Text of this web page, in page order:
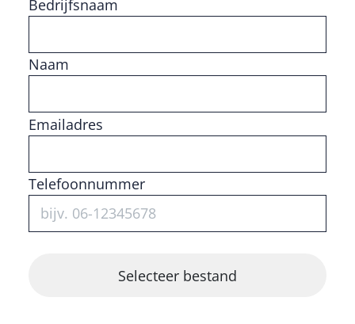
Bedrijfsnaam
Naam
Vul getal in
Emailadres
Telefoonnummer